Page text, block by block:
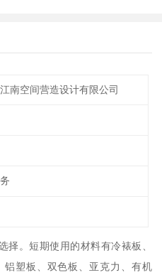
南空间营造设计有限公司
择。短期使用的材料有冷裱板、
铝塑板、双色板、亚克力、有机